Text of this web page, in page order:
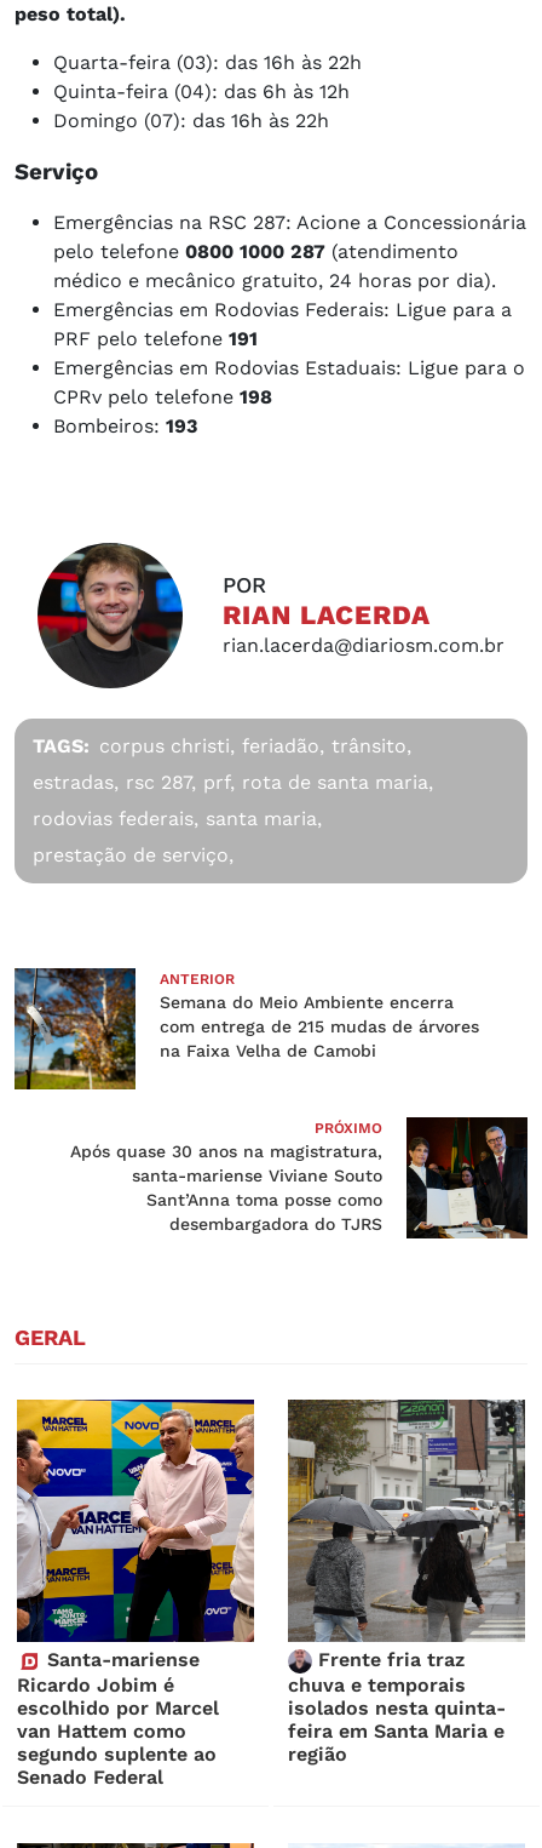
peso total).
Quarta-feira (03): das 16h às 22h
Quinta-feira (04): das 6h às 12h
Domingo (07): das 16h às 22h
Serviço
Emergências na RSC 287: Acione a Concessionária
pelo telefone 0800 1000 287 (atendimento
médico e mecânico gratuito, 24 horas por dia).
Emergências em Rodovias Federais: Ligue para a
PRF pelo telefone 191
Emergências em Rodovias Estaduais: Ligue para o
CPRv pelo telefone 198
Bombeiros: 193
POR
RIAN LACERDA
rian.lacerda@diariosm.com.br
TAGS: corpus christi, feriadão, trânsito,
estradas, rsc 287, prf, rota de santa maria,
rodovias federais, santa maria,
prestação de serviço,
ANTERIOR
Semana do Meio Ambiente encerra
com entrega de 215 mudas de árvores
na Faixa Velha de Camobi
PRÓXIMO
Após quase 30 anos na magistratura,
santa-mariense Viviane Souto
Sant’Anna toma posse como
desembargadora do TJRS
GERAL
Santa-mariense
Ricardo Jobim é
escolhido por Marcel
van Hattem como
segundo suplente ao
Senado Federal
Frente fria traz
chuva e temporais
isolados nesta quinta-
feira em Santa Maria e
região